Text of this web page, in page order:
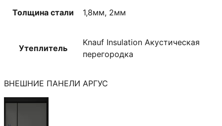
Толщина стали 1,8мм, 2мм
Утеплитель
Knauf Insulation Акустическая
перегородка
ВНЕШНИЕ ПАНЕЛИ АРГУС